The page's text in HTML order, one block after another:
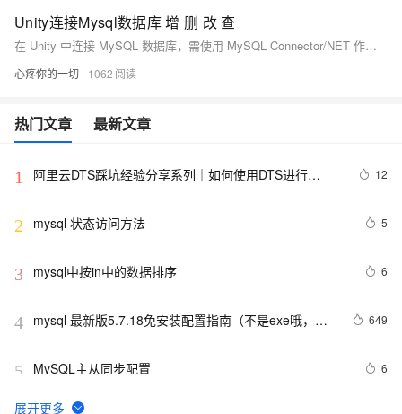
Unity连接Mysql数据库 增 删 改 查
在 Unity 中连接 MySQL 数据库，需使用 MySQL Connector/NET 作为数据库连接驱动，通过提供服务器地址、端口、用户名和密码等信息建立 TCP/IP 连接。代码示例展示了如何创建连接对象并执行增删改查操作，确保数据交互的实现。测试代码中，通过 `MySqlConnection` 类连接数据库，并使用 `MySqlCommand` 执行 SQL 语句，实现数据的查询、插入、删除和更新功能。
心疼你的一切 1062
热门文章 最新文章
1
阿里云DTS踩坑经验分享系列｜如何使用DTS进行
12
2 mysql 状态访问方法 5
3 mysql中按in中的数据排序 6
4 mysql 最新版5.7.18免安装配置指南（不是exe哦，下
649
5 MySQL主从同步配置 6